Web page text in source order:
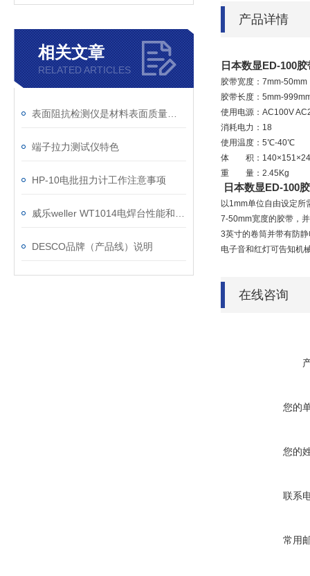
相关文章
RELATED ARTICLES
端子拉力测试仪特色
HP-10电批扭力计工作注意事项
DESCO品牌（产品线）说明
产品详情
日本数显ED-100
胶带宽度：7mm-50mm
胶带长度：5mm-
使用电源：AC100V
消耗电力：18
使用温度：5℃-40℃
体 积：
重 量：2.45Kg
日本数显ED-100
以1mm单位自由设定所
7-50mm宽度的胶带，
3英寸的卷筒并带有防
电子音和红灯可告知机
在线咨询
您的
您的
联系
常用